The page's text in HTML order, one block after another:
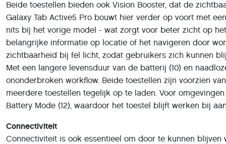
Beide toestellen bieden ook Vision Booster, dat de
Galaxy Tab Active5 Pro bouwt hier verder op voort met
nits bij het vorige model - wat zorgt voor beter zicht op
belangrijke informatie op locatie of het navigeren door
zichtbaarheid bij fel licht, zodat gebruikers zich kunnen
Met een langere levensduur van de batterij (10) en
ononderbroken workflow. Beide toestellen zijn voorzien
meerdere toestellen tegelijk op te laden. Voor
Battery Mode (12), waardoor het toestel blijft werken bij
Connectiviteit
Connectiviteit is ook essentieel om door te kunnen blijven